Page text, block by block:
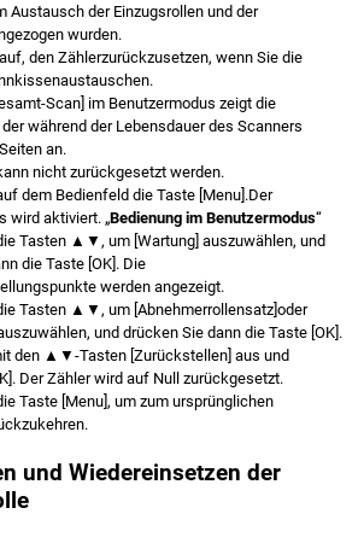
Austausch der Einzugsrollen und der
wurden.
den Zählerzurückzusetzen, wenn Sie die
Scan] im Benutzermodus zeigt die
während der Lebensdauer des Scanners
an.
nicht zurückgesetzt werden.
dem Bedienfeld die Taste [Menu].Der
wird aktiviert. „Bedienung im Benutzermodus“
Tasten ▲▼, um [Wartung] auszuwählen, und
die Taste [OK]. Die
werden angezeigt.
Tasten ▲▼, um [Abnehmerrollensatz]oder
und drücken Sie dann die Taste [OK].
den ▲▼-Tasten [Zurückstellen] aus und
Der Zähler wird auf Null zurückgesetzt.
Taste [Menu], um zum ursprünglichen
und Wiedereinsetzen der